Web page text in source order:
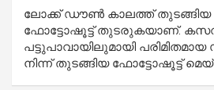
ലോക്ക് ഡൗണ്‍ കാലത്ത്
ഫോട്ടോഷൂട്ട് തുടരുകയാണ്.
പട്ടുപാവായിലുമായി
നിന്ന് തുടങ്ങിയ ഫോട്ടോഷൂട്ട്